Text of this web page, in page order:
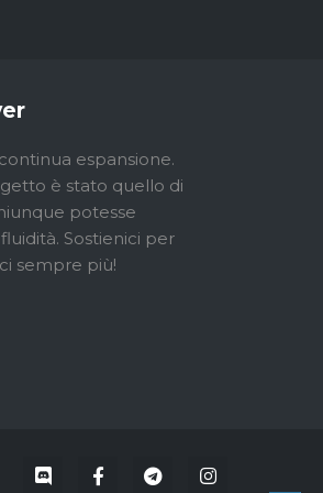
espansione.
è stato quello di
potesse
Sostienici per
sempre più!